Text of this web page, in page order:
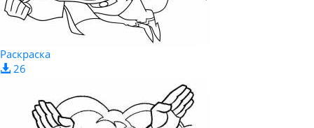
Раскраска
26